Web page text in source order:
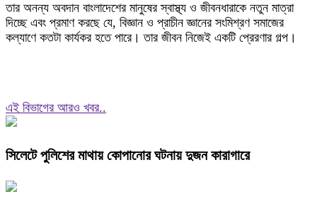
তার অনন্য অবদান বাংলাদেশের মানুষের স্বাস্থ্য ও জীবনধারাকে নতুন মাত্রা
দিচ্ছে এবং প্রমাণ করছে যে, বিজ্ঞান ও প্রাচীন জ্ঞানের সংমিশ্রণ সমাজের
কল্যাণে কতটা কার্যকর হতে পারে। তার জীবন নিজেই একটি প্রেরণার গল্প।
এই বিভাগের আরও খবর..
সিলেটে পুলিশের মাথায় কোপানোর ঘটনায় দুজন কারাগারে